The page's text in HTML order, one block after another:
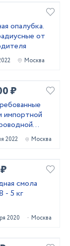
опалубка.
от
Москва
₽
импортной
арматуры
2022 Москва
смола
- 5 кг
2020 Москва